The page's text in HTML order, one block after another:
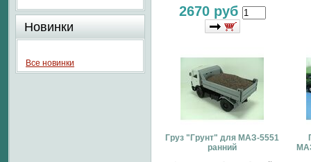
2670 руб
Груз "Грунт" для МАЗ-5551
ранний
Новинки
Все новинки